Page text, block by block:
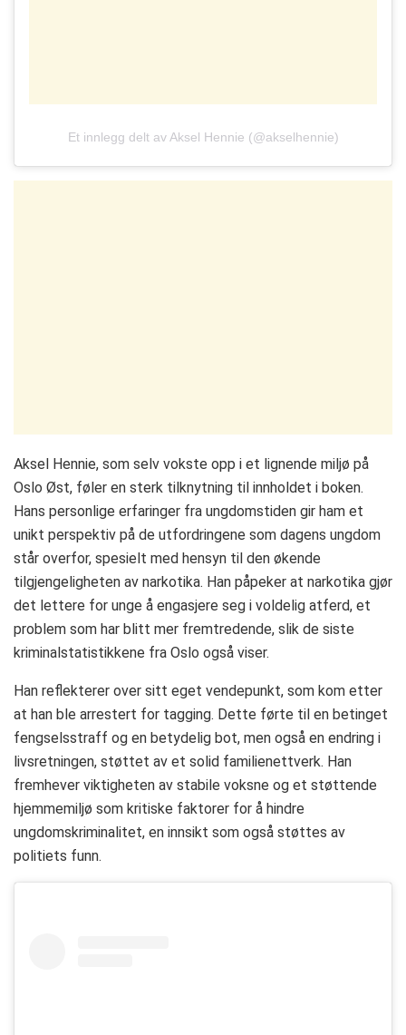
Et innlegg delt av Aksel Hennie (@akselhennie)
Aksel Hennie, som selv vokste opp i et lignende miljø på
Oslo Øst, føler en sterk tilknytning til innholdet i boken.
Hans personlige erfaringer fra ungdomstiden gir ham et
unikt perspektiv på de utfordringene som dagens ungdom
står overfor, spesielt med hensyn til den økende
tilgjengeligheten av narkotika. Han påpeker at narkotika gjør
det lettere for unge å engasjere seg i voldelig atferd, et
problem som har blitt mer fremtredende, slik de siste
kriminalstatistikkene fra Oslo også viser.
Han reflekterer over sitt eget vendepunkt, som kom etter
at han ble arrestert for tagging. Dette førte til en betinget
fengselsstraff og en betydelig bot, men også en endring i
livsretningen, støttet av et solid familienettverk. Han
fremhever viktigheten av stabile voksne og et støttende
hjemmemiljø som kritiske faktorer for å hindre
ungdomskriminalitet, en innsikt som også støttes av
politiets funn.